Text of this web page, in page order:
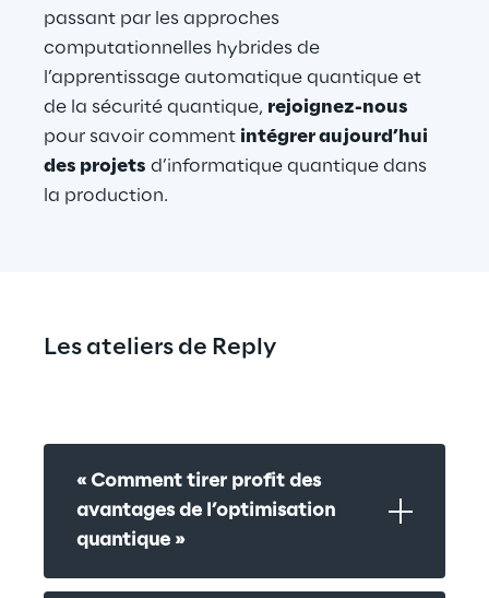
passant par les approches
computationnelles hybrides de
l’apprentissage automatique quantique et
de la sécurité quantique, rejoignez-nous
pour savoir comment intégrer aujourd’hui
des projets d’informatique quantique dans
la production.
Les ateliers de Reply
« Comment tirer profit des
avantages de l’optimisation
quantique »